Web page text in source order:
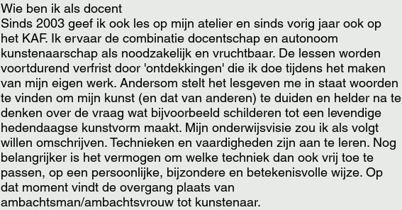
Wie ben ik als docent
Sinds 2003 geef ik ook les op mijn atelier en sinds vorig jaar ook op
het KAF. Ik ervaar de combinatie docentschap en autonoom
kunstenaarschap als noodzakelijk en vruchtbaar. De lessen worden
voortdurend verfrist door 'ontdekkingen' die ik doe tijdens het maken
van mijn eigen werk. Andersom stelt het lesgeven me in staat woorden
te vinden om mijn kunst (en dat van anderen) te duiden en helder na te
denken over de vraag wat bijvoorbeeld schilderen tot een levendige
hedendaagse kunstvorm maakt. Mijn onderwijsvisie zou ik als volgt
willen omschrijven. Technieken en vaardigheden zijn aan te leren. Nog
belangrijker is het vermogen om welke techniek dan ook vrij toe te
passen, op een persoonlijke, bijzondere en betekenisvolle wijze. Op
dat moment vindt de overgang plaats van
ambachtsman/ambachtsvrouw tot kunstenaar.